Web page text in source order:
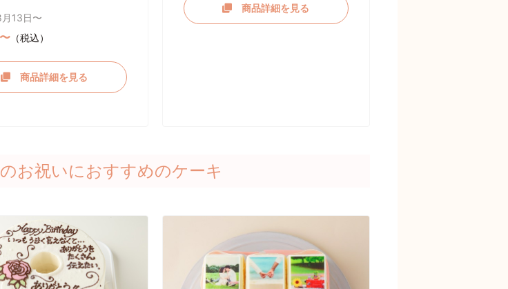
13日〜
（税込）
商品詳細を見る
商品詳細を見る
お祝いにおすすめのケーキ